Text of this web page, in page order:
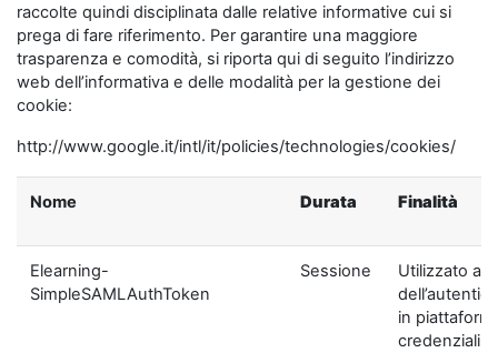
raccolte quindi disciplinata dalle relative informative cui si
prega di fare riferimento. Per garantire una maggiore
trasparenza e comodità, si riporta qui di seguito l’indirizzo
web dell’informativa e delle modalità per la gestione dei
cookie:
http://www.google.it/intl/it/policies/technologies/cookies/
Nome Durata Finalità
Elearning-
SimpleSAMLAuthToken
Sessione
Utilizzato ai
in
credenziali di